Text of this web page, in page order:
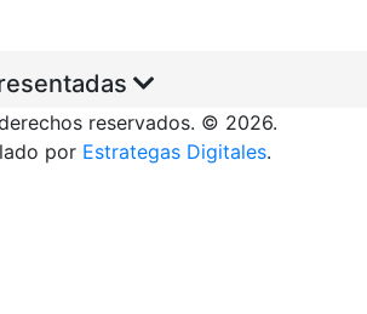
reservados. © 2026.
por Estrategas Digitales.